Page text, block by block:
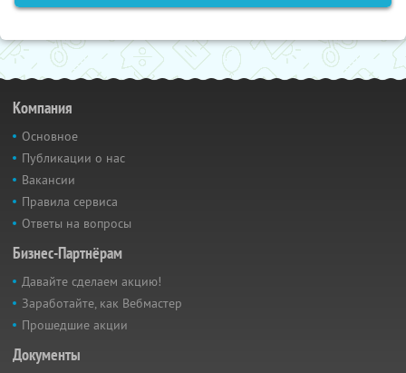
Компания
Основное
Публикации о нас
Вакансии
Правила сервиса
Ответы на вопросы
Бизнес-Партнёрам
Давайте сделаем акцию!
Заработайте, как Вебмастер
Прошедшие акции
Документы